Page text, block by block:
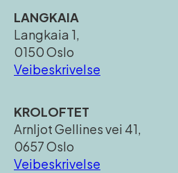
LANGKAIA
Langkaia 1,
0150 Oslo
Veibeskrivelse
KROLOFTET
Arnljot Gellines vei 41,
0657 Oslo
Veibeskrivelse